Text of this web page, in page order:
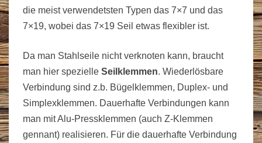
die meist verwendetsten Typen das 7×7 und das
7×19, wobei das 7×19 Seil etwas flexibler ist.
Da man Stahlseile nicht verknoten kann, braucht
man hier spezielle Seilklemmen. Wiederlösbare
Verbindung sind z.b. Bügelklemmen, Duplex- und
Simplexklemmen. Dauerhafte Verbindungen kann
man mit Alu-Pressklemmen (auch Z-Klemmen
gennant) realisieren. Für die dauerhafte Verbindung